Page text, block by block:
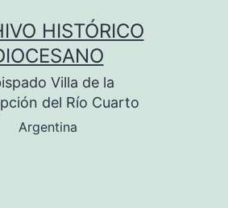
HISTÓRICO
Villa de la
del Río Cuarto
Argentina